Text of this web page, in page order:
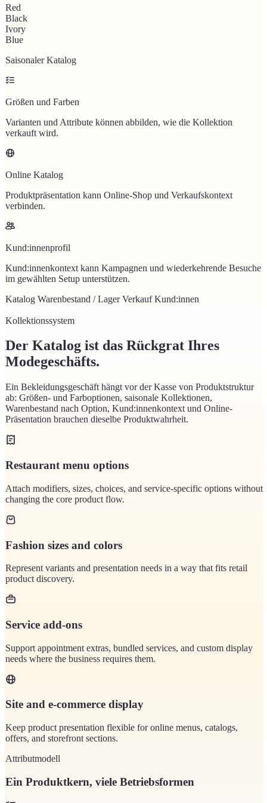
Red
Black
Ivory
Blue
Saisonaler Katalog
Größen und Farben
Varianten und Attribute können abbilden, wie die Kollektion
verkauft wird.
Online Katalog
Produktpräsentation kann Online-Shop und Verkaufskontext
verbinden.
Kund:innenprofil
Kund:innenkontext kann Kampagnen und wiederkehrende Besuche
im gewählten Setup unterstützen.
Katalog Warenbestand / Lager Verkauf Kund:innen
Kollektionssystem
Der Katalog ist das Rückgrat Ihres
Modegeschäfts.
Ein Bekleidungsgeschäft hängt vor der Kasse von Produktstruktur
ab: Größen- und Farboptionen, saisonale Kollektionen,
Warenbestand nach Option, Kund:innenkontext und Online-
Präsentation brauchen dieselbe Produktwahrheit.
Restaurant menu options
Attach modifiers, sizes, choices, and service-specific options without
changing the core product flow.
Fashion sizes and colors
Represent variants and presentation needs in a way that fits retail
product discovery.
Service add-ons
Support appointment extras, bundled services, and custom display
needs where the business requires them.
Site and e-commerce display
Keep product presentation flexible for online menus, catalogs,
offers, and storefront sections.
Attributmodell
Ein Produktkern, viele Betriebsformen